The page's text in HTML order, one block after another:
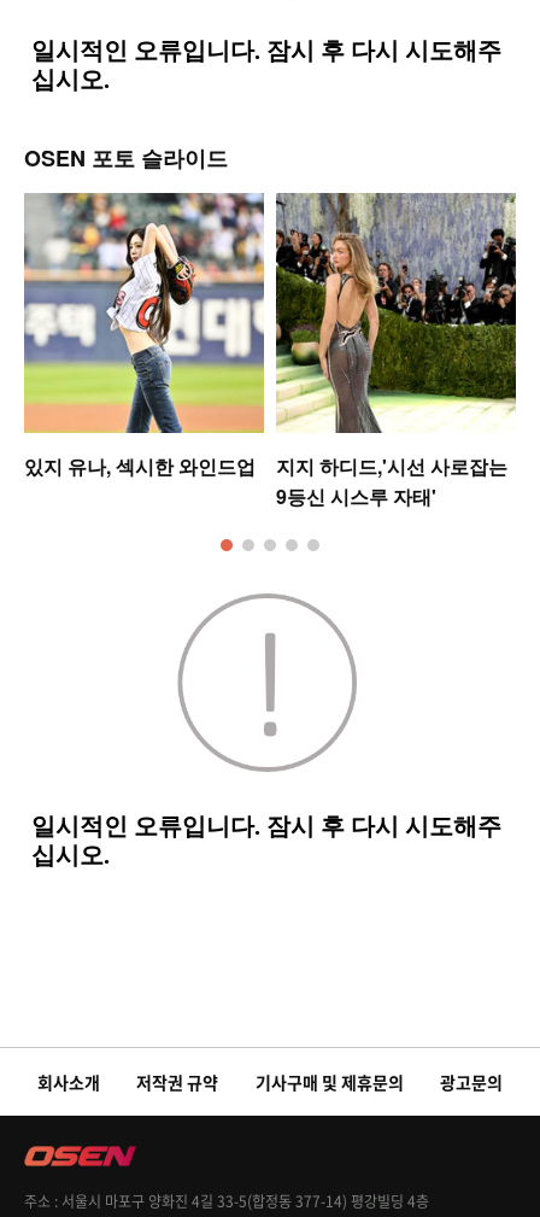
OSEN 포토 슬라이드
있지 유나, 섹시한 와인드업
지지 하디드,'시선 사로잡는
9등신 시스루 자태'
회사소개 저작권 규약 기사구매 및 제휴문의 광고문의
주소
서울시 마포구 양화진 4길 33-5(합정동 377-14) 평강빌딩 4층